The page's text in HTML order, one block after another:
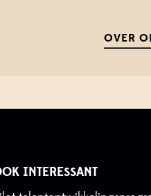
OVER
MUZIEK
podium-witteman-
INTERESSANT